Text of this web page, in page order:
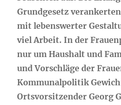
Grundgesetz
mit lebenswerter
viel Arbeit. In der
nur um Haushalt und
und Vorschläge der
Kommunalpolitik
Ortsvorsitzender Georg